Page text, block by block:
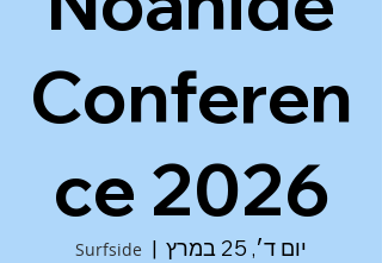
Conferen
ce 2026
יום ד׳, 25 במרץ
  |
Surfside